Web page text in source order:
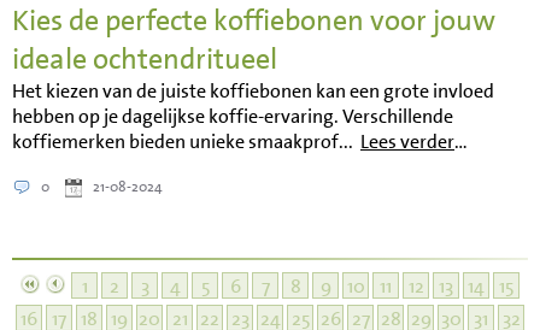
Kies de perfecte koffiebonen voor jouw
ideale ochtendritueel
Het kiezen van de juiste koffiebonen kan een grote invloed
hebben op je dagelijkse koffie-ervaring. Verschillende
koffiemerken bieden unieke smaakprof... Lees verder…
0 21-08-2024
1 2 3 4 5 6 7 8 9 10 11 12 13 14 15
16 17 18 19 20 21 22 23 24 25 26 27 28 29 30 31
32